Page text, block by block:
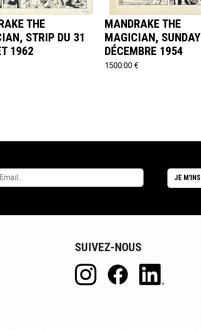
THE
STRIP DU 31
1962
MANDRAKE THE
MAGICIAN,
DÉCEMBRE 1954
1500.00 €
SUIVEZ-NOUS